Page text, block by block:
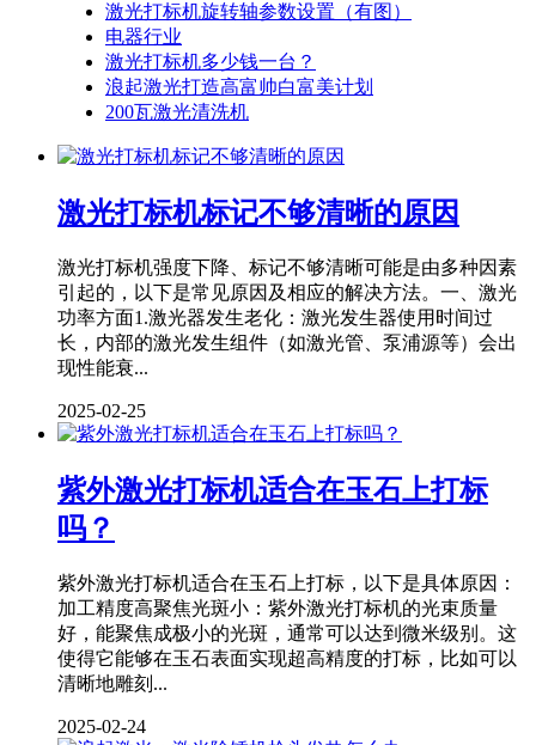
激光打标机旋转轴参数设置（有图）
电器行业
激光打标机多少钱一台？
浪起激光打造高富帅白富美计划
200瓦激光清洗机
激光打标机标记不够清晰的原因
激光打标机强度下降、标记不够清晰可能是由多种因素
引起的，以下是常见原因及相应的解决方法。一、激光
功率方面1.激光器发生老化：激光发生器使用时间过
长，内部的激光发生组件（如激光管、泵浦源等）会出
现性能衰...
2025-02-25
紫外激光打标机适合在玉石上打标
吗？
紫外激光打标机适合在玉石上打标，以下是具体原因：
加工精度高聚焦光斑小：紫外激光打标机的光束质量
好，能聚焦成极小的光斑，通常可以达到微米级别。这
使得它能够在玉石表面实现超高精度的打标，比如可以
清晰地雕刻...
2025-02-24